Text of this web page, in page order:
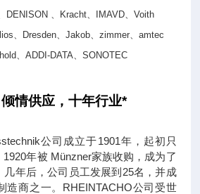
DENISON 、 Kracht、 IMAVD、Voith
、 Dresden、Jakob、zimmer、amtec
、ADDI-DATA、SONOTEC
情供应，十年行业*
公司成立于1901年，起初只
年被 Münzner家族收购，成为了
几年后，公司员工发展到25名，并成
造商之一。RHEINTACHO公司受世